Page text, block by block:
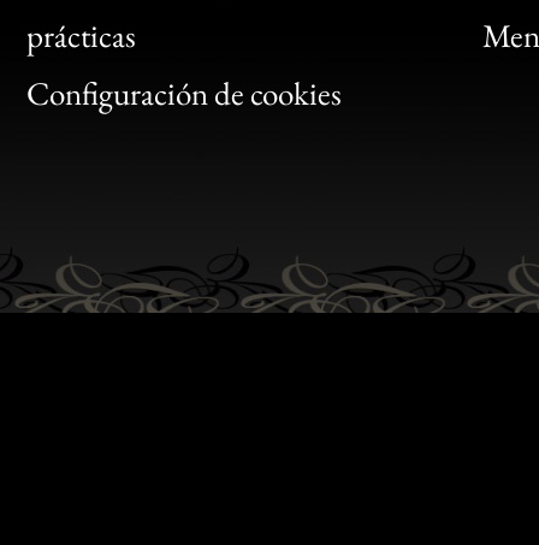
prácticas
Configuración de cookies
Bon